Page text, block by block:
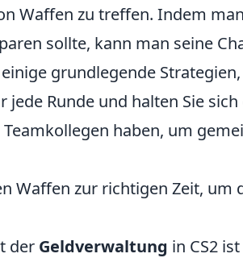
Waffen zu treffen. Indem
sollte, kann man seine
grundlegende
jede Runde und halten Sie sich
haben, um
Waffen zur richtigen Zeit, um
der Geldverwaltung in CS2